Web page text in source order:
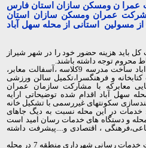
ن ومسکن سازان استان فارس
شرکت عمران ومسکن سازان استان
7وجمعی از مسولین استانی از محله سهل آباد
کل باید هزینه حضور خود را در شهر شیراز
محروم توجه داشته باشند.
طالبان با بیان اینکه در محله سهل اباد ساخت مدرسه 9کلاسه ،آسفالت معابر،
و فرهنگسرا،تکمیل سالن ورزشی
معابرکه با مشارکت سازمان عمران
وشهردادی منطقه 7 در محله سهل آباد اقدام شده توضیحاتی ارایه
سکونتهای غیررسمی با تشکیل خانه
خدمات در این محله نسبت به دیگ جاهای
و دستگاه های خدمات رسان امید است
، اقتصادی و....پیشرفت داشته
شهردار منطقه 7 در رابطه با اقدامات خدمات رسانی شهرداری منطقه 7 در محله